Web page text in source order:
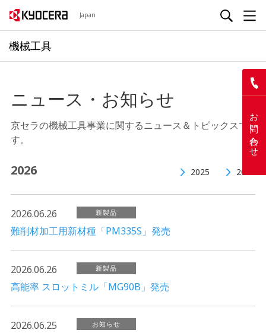
Japan
機械工具
お問い合わせ
ニュース・お知らせ
京セラの機械工具事業に関するニュース＆トピックスで
す。
2026 2025 2024
2026.06.26 新製品
難削材加工用新材種「PM335S」発売
2026.06.26 新製品
高能率 スロットミル「MG90B」発売
2026.06.25 お知らせ